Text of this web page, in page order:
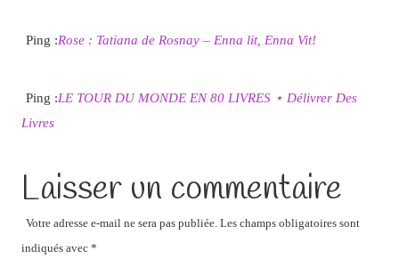
Ping :Rose : Tatiana de Rosnay – Enna lit, Enna Vit!
Ping :LE TOUR DU MONDE EN 80 LIVRES ⋆ Délivrer Des
Livres
Laisser un commentaire
Votre adresse e-mail ne sera pas publiée. Les champs obligatoires sont
indiqués avec *